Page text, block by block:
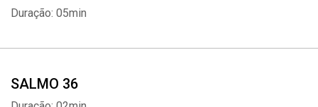
Duração: 05min
SALMO 36